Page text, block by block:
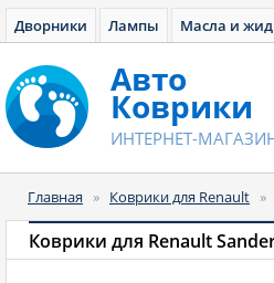
Дворники Лампы Масла и
Авто
Коврики
ИНТЕРНЕТ-
Главная » Коврики для Renault »
Коврики для Renault